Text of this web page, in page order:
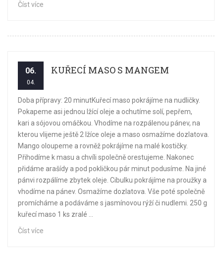
Číst více
06.
04.
KUŘECÍ MASO S MANGEM
Doba přípravy: 20 minutKuřecí maso pokrájíme na nudličky.
Pokapeme asi jednou lžící oleje a ochutíme solí, pepřem,
kari a sójovou omáčkou. Vhodíme na rozpálenou pánev, na
kterou vlijeme ještě 2 lžíce oleje a maso osmažíme dozlatova.
Mango oloupeme a rovněž pokrájíme na malé kostičky.
Přihodíme k masu a chvíli společně orestujeme. Nakonec
přidáme arašídy a pod pokličkou pár minut podusíme. Na jiné
pánvi rozpálíme zbytek oleje. Cibulku pokrájíme na proužky a
vhodíme na pánev. Osmažíme dozlatova. Vše poté společně
promícháme a podáváme s jasmínovou rýží či nudlemi. 250 g
kuřecí maso 1 ks zralé ...
Číst více